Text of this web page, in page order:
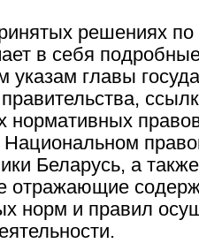
решениях по
в себя
указам главы
нормативных
Беларусь, а
отражающие
норм и правил